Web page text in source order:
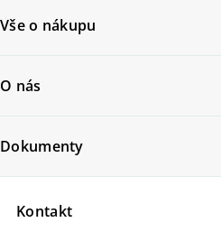
Vše o nákupu
O nás
Kontakt
Dokumenty